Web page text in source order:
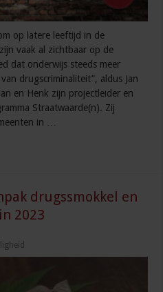
op latere leeftijd in de
vaak al zichtbaar op de
dat onderwijs steeds meer
drugscriminaliteit”, aldus Jan
en Henk zijn projectleider en
Straatwaarde(n). Zij
in …
drugssmokkel en
2023